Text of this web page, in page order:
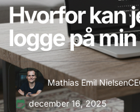
Hvorfor kan
logge på min
Mathias Emil Nielsen
december 16, 2025